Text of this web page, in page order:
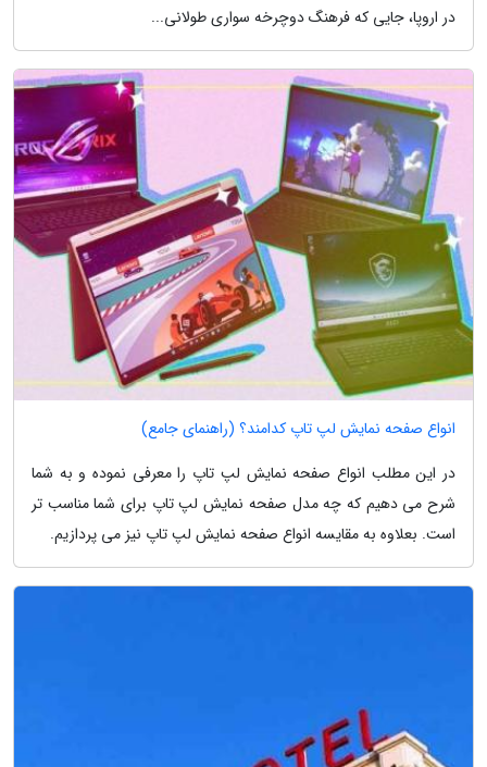
در اروپا، جایی که فرهنگ دوچرخه سواری طولانی...
انواع صفحه نمایش لپ تاپ کدامند؟ (راهنمای جامع)
در این مطلب انواع صفحه نمایش لپ تاپ را معرفی نموده و به شما
شرح می دهیم که چه مدل صفحه نمایش لپ تاپ برای شما مناسب تر
است. بعلاوه به مقایسه انواع صفحه نمایش لپ تاپ نیز می پردازیم.